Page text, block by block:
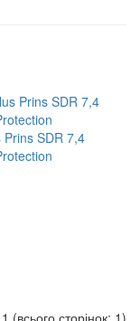
SDR 7,4
(всього сторінок: 1)